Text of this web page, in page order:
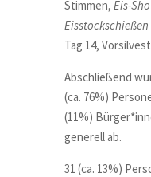
Stimmen, Eis-
Eisstockschießen
Tag 14,
Abschließend
(ca. 76%)
(11%)
generell ab.
31 (ca. 13%)